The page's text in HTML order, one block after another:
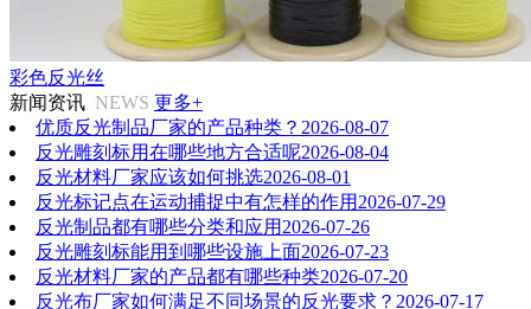
彩色反光丝
新闻资讯 NEWS 更多+
优质反光制品厂家的产品种类？ 2026-08-07
反光雕刻标用在哪些地方合适呢2026-08-04
反光材料厂家应该如何挑选2026-08-01
反光标记点在运动捕捉中有怎样的作用 2026-07-29
反光制品都有哪些分类和应用 2026-07-26
反光雕刻标能用到哪些设施上面2026-07-23
反光材料厂家的产品都有哪些种类2026-07-20
反光布厂家如何满足不同场景的反光要求？ 2026-07-17